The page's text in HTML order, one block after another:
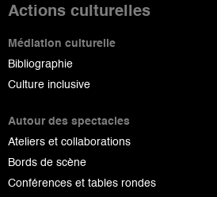
Actions culturelles
Médiation culturelle
Bibliographie
Culture inclusive
Autour des spectacles
Ateliers et collaborations
Bords de scène
Conférences et tables rondes